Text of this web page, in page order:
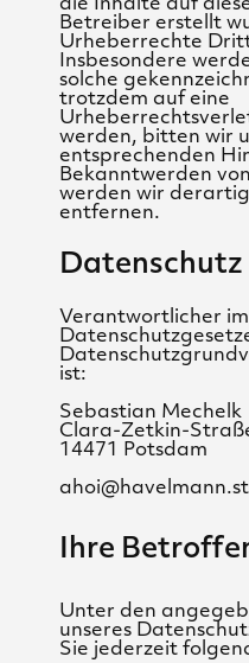
die Inhalte auf
Betreiber erstellt
Urheberrechte
Insbesondere
solche
trotzdem auf eine
werden, bitten wir
entsprechenden
Bekanntwerden
werden wir
entfernen.
Datenschutz
Verantwortlicher
ist:
Sebastian Mechelk
Clara-Zetkin-
14471 Potsdam
Ihre
Unter den
unseres
Sie jederzeit